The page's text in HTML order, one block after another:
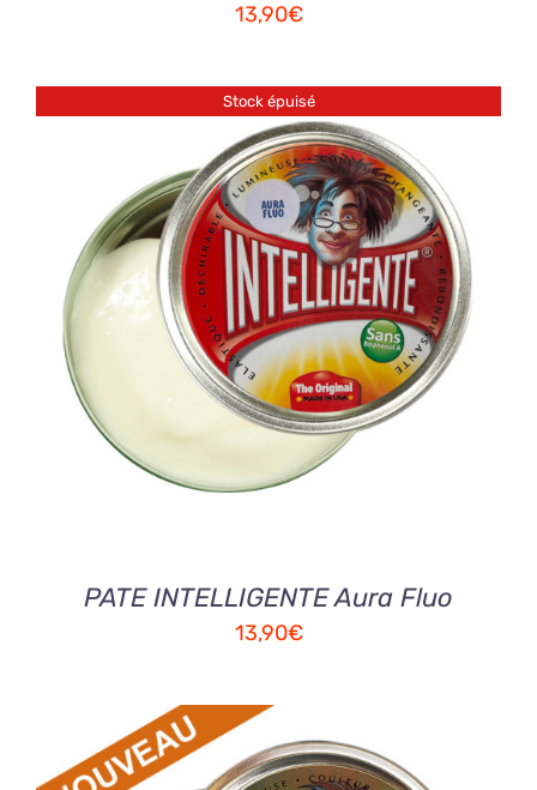
13,90€
Stock épuisé
DETAILS
PATE INTELLIGENTE Aura Fluo
13,90€